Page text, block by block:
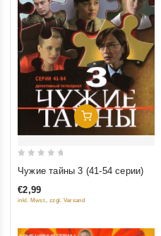
Добавить В Корзину
out
of
Чужие тайны 3 (41-54 серии)
€2,99
inkl. Mwst., zzgl. Versand